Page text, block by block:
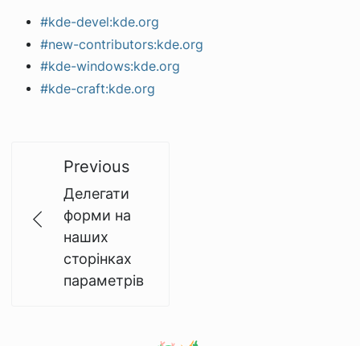
#kde-devel:kde.org
#new-contributors:kde.org
#kde-windows:kde.org
#kde-craft:kde.org
Previous
Делегати
форми на
наших
сторінках
параметрів